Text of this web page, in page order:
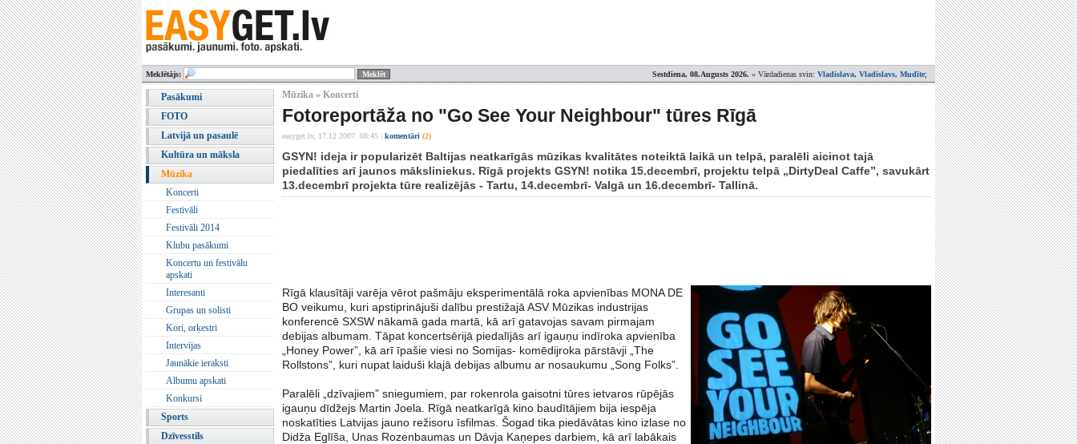
Sestdiena, 08.Augusts 2026. » Vārdadienas svin: Vladislava, Vladislavs, Mudīte;
Meklētājs:
Pasākumi
FOTO
Latvijā un pasaulē
Kultūra un māksla
Mūzika
Koncerti
Festivāli
Festivāli 2014
Klubu pasākumi
Koncertu un festivālu
apskati
Interesanti
Grupas un solisti
Kori, orķestri
Intervijas
Jaunākie ieraksti
Albumu apskati
Konkursi
Sports
Dzīvesstils
Mūzika » Koncerti
Fotoreportāža no "Go See Your Neighbour" tūres Rīgā
easyget.lv, 17.12.2007. 08:45 komentāri (2)
GSYN! ideja ir popularizēt Baltijas neatkarīgās mūzikas kvalitātes noteiktā laikā un telpā, paralēli aicinot tajā
piedalīties arī jaunos māksliniekus. Rīgā projekts GSYN! notika 15.decembrī, projektu telpā „DirtyDeal Caffe”, savukārt
13.decembrī projekta tūre realizējās - Tartu, 14.decembrī- Valgā un 16.decembrī- Tallinā.
Rīgā klausītāji varēja vērot pašmāju eksperimentālā roka apvienības MONA DE
BO veikumu, kuri apstiprinājuši dalību prestižajā ASV Mūzikas industrijas
konferencē SXSW nākamā gada martā, kā arī gatavojas savam pirmajam
debijas albumam. Tāpat koncertsērijā piedalījās arī igauņu indīroka apvienība
„Honey Power”, kā arī īpašie viesi no Somijas- komēdijroka pārstāvji „The
Rollstons”, kuri nupat laiduši klajā debijas albumu ar nosaukumu „Song Folks”.
Paralēli „dzīvajiem” sniegumiem, par rokenrola gaisotni tūres ietvaros rūpējās
igauņu dīdžejs Martin Joela. Rīgā neatkarīgā kino baudītājiem bija iespēja
noskatīties Latvijas jauno režisoru īsfilmas. Šogad tika piedāvātas kino izlase no
Didža Eglīša, Unas Rozenbaumas un Dāvja Kaņepes darbiem, kā arī labākais